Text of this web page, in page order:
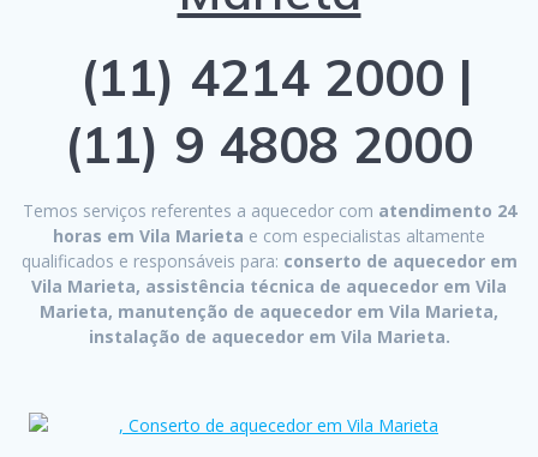
(11) 4214 2000 |
(11) 9 4808 2000
Temos serviços referentes a aquecedor com atendimento 24
horas em Vila Marieta e com especialistas altamente
qualificados e responsáveis para: conserto de aquecedor em
Vila Marieta, assistência técnica de aquecedor em Vila
Marieta, manutenção de aquecedor em Vila Marieta,
instalação de aquecedor em Vila Marieta.